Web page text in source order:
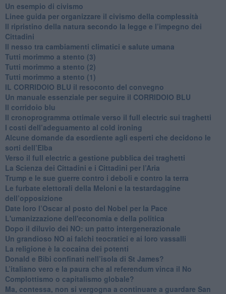
​Un esempio di civismo
​Linee guida per organizzare il civismo della complessità
​Il ripristino della natura secondo la legge e l’impegno dei
Cittadini
Il nesso tra cambiamenti climatici e salute umana
Tutti morimmo a stento (3)
Tutti morimmo a stento (2)
​Tutti morimmo a stento (1)
IL CORRIDOIO BLU il resoconto del convegno
Un manuale essenziale per seguire il CORRIDOIO BLU
Il corridoio blu
​Il cronoprogramma ottimale verso il full electric sui traghetti
​I costi dell’adeguamento al cold ironing
Alcune domande da esordiente agli esperti che decidono le
sorti dell’Elba
Verso il full electric a gestione pubblica dei traghetti​
​La Scienza dei Cittadini e i Cittadini per l’Aria
Trump e le sue guerre contro i deboli e contro la terra
​Le furbate elettorali della Meloni e la testardaggine
dell’opposizione
​Date loro l’Oscar al posto del Nobel per la Pace
L'umanizzazione dell'economia e della politica
​Dopo il diluvio dei NO: un patto intergenerazionale
​Un grandioso NO ai falchi teocratici e ai loro vassalli
La religione è la cocaina dei potenti
Donald e Bibi confinati nell’isola di St James?
L’italiano vero e la paura che al referendum vinca il No
​Complottismo o capitalismo globale?
​Ma, contessa, non si vergogna a continuare a guardare San